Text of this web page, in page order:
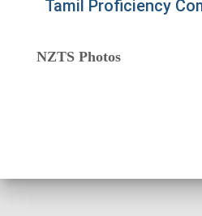
Tamil Proficiency
NZTS Photos